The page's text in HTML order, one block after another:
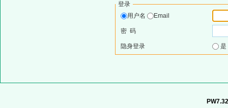
登录
用户名
Email
密 码
隐身登录